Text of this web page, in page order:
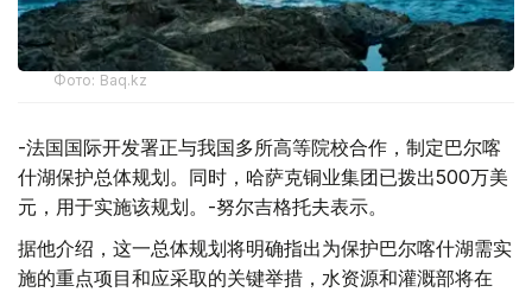
Фото: Baq.kz
-法国国际开发署正与我国多所高等院校合作，制定巴尔喀
什湖保护总体规划。同时，哈萨克铜业集团已拨出500万美
元，用于实施该规划。-努尔吉格托夫表示。
据他介绍，这一总体规划将明确指出为保护巴尔喀什湖需实
施的重点项目和应采取的关键举措，水资源和灌溉部将在